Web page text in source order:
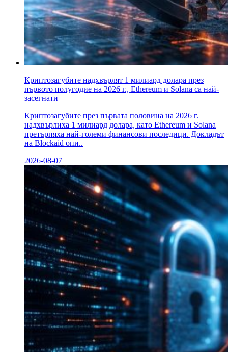
Криптозагубите надхвърлят 1 милиард долара през
първото полугодие на 2026 г., Ethereum и Solana са най-
засегнати
Криптозагубите през първата половина на 2026 г.
надхвърлиха 1 милиард долара, като Ethereum и Solana
претърпяха най-големи финансови последици. Докладът
на Blockaid опи..
2026-08-07